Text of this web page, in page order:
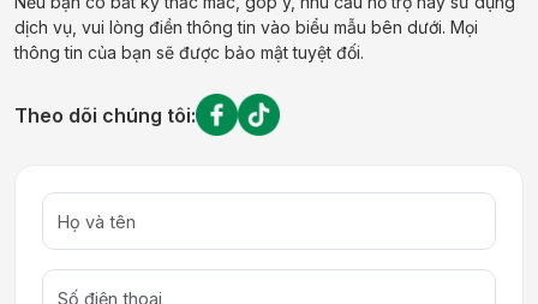
dịch vụ, vui lòng điền thông tin vào biểu mẫu bên dưới. Mọi
thông tin của bạn sẽ được bảo mật tuyệt đối.
Theo dõi chúng tôi: